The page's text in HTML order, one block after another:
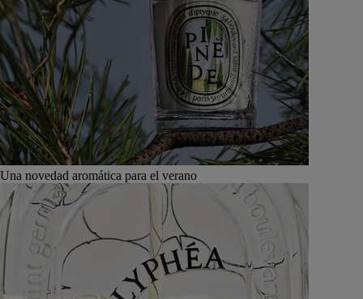
Una novedad aromática para el verano